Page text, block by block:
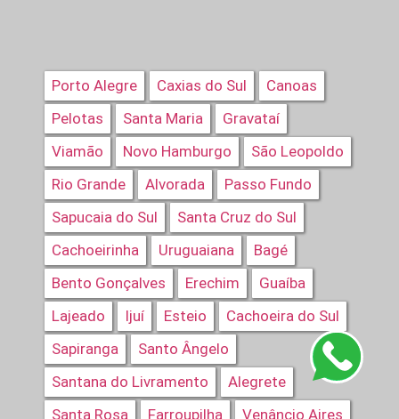
Porto Alegre Caxias do Sul
Canoas
Pelotas
Santa Maria
Gravataí
Viamão
Novo Hamburgo
São Leopoldo
Rio Grande
Alvorada
Passo Fundo
Sapucaia do Sul
Santa Cruz do Sul
Cachoeirinha
Uruguaiana
Bagé
Bento Gonçalves
Erechim
Guaíba
Lajeado
Ijuí Esteio
Cachoeira do Sul
Sapiranga
Santo Ângelo
Santana do Livramento
Alegrete
Santa Rosa
Farroupilha Venâncio Aires